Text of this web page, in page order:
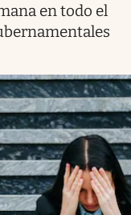
en todo el